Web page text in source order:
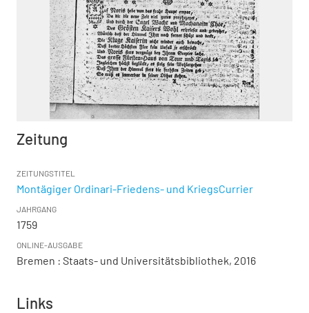
Zeitung
ZEITUNGSTITEL
Montägiger Ordinari-Friedens- und KriegsCurrier
JAHRGANG
1759
ONLINE-AUSGABE
Bremen : Staats- und Universitätsbibliothek, 2016
Links